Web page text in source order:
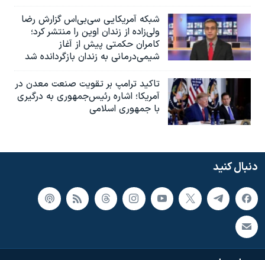
شبکه آمریکایی سی‌بی‌‌اس گزارش رضا
ولی‌زاده از زندان اوین را منتشر کرد؛
کامران حکمتی پیش از آغاز
شیمی‌درمانی به زندان بازگردانده شد
تاکید ترامپ بر تقویت صنعت معدن در
آمریکا؛ اشاره رئیس‌جمهوری به درگیری
با جمهوری اسلامی
دنبال کنید